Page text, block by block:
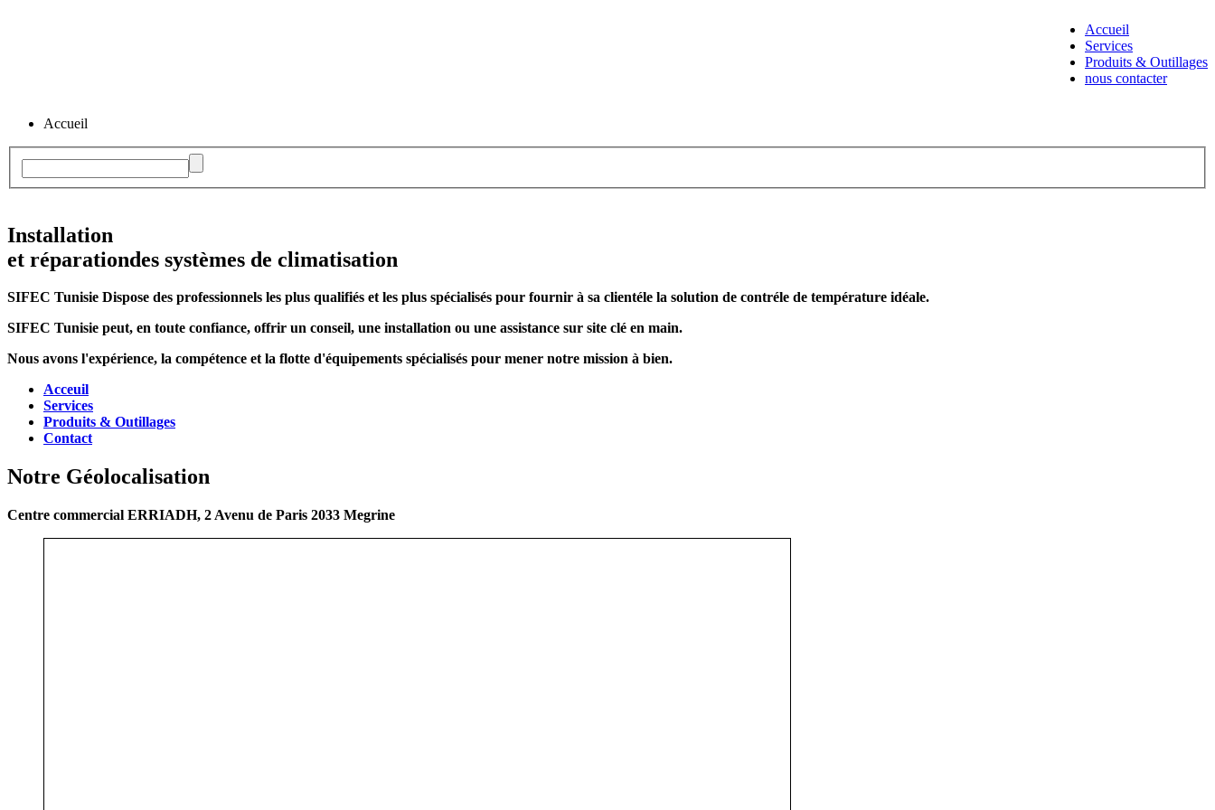
Accueil
Services
Produits & Outillages
nous contacter
Accueil
Installation
et réparationdes systèmes de climatisation
SIFEC Tunisie Dispose des professionnels les plus qualifiés et les plus spécialisés pour fournir à sa clientéle la solution de contréle de température idéale.
SIFEC Tunisie peut, en toute confiance, offrir un conseil, une installation ou une assistance sur site clé en main.
Nous avons l'expérience, la compétence et la flotte d'équipements spécialisés pour mener notre mission à bien.
Acceuil
Services
Produits & Outillages
Contact
Notre Géolocalisation
Centre commercial ERRIADH, 2 Avenu de Paris 2033 Megrine